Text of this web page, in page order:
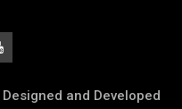
and Developed